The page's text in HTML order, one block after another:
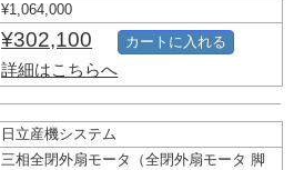
¥1,064,000
¥302,100
詳細はこちらへ
カートに入れる
日立産機システム
三相全閉外扇モータ（全閉外扇モータ 脚